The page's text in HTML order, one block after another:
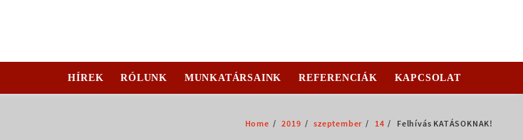
HÍREK RÓLUNK MUNKATÁRSAINK REFERENCIÁK KAPCSOLAT
Home 2019 szeptember 14 Felhívás KATÁSOKNAK!